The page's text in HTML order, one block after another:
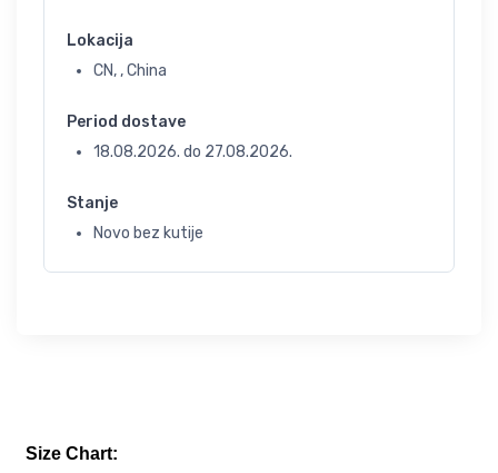
Lokacija
CN, , China
Period dostave
18.08.2026. do 27.08.2026.
Stanje
Novo bez kutije